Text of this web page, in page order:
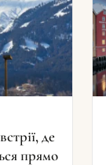
де
прямо